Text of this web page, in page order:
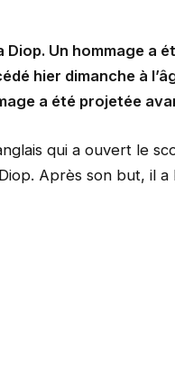
Un hommage a
hier dimanche à
a été projetée
qui a ouvert le
Après son but, il